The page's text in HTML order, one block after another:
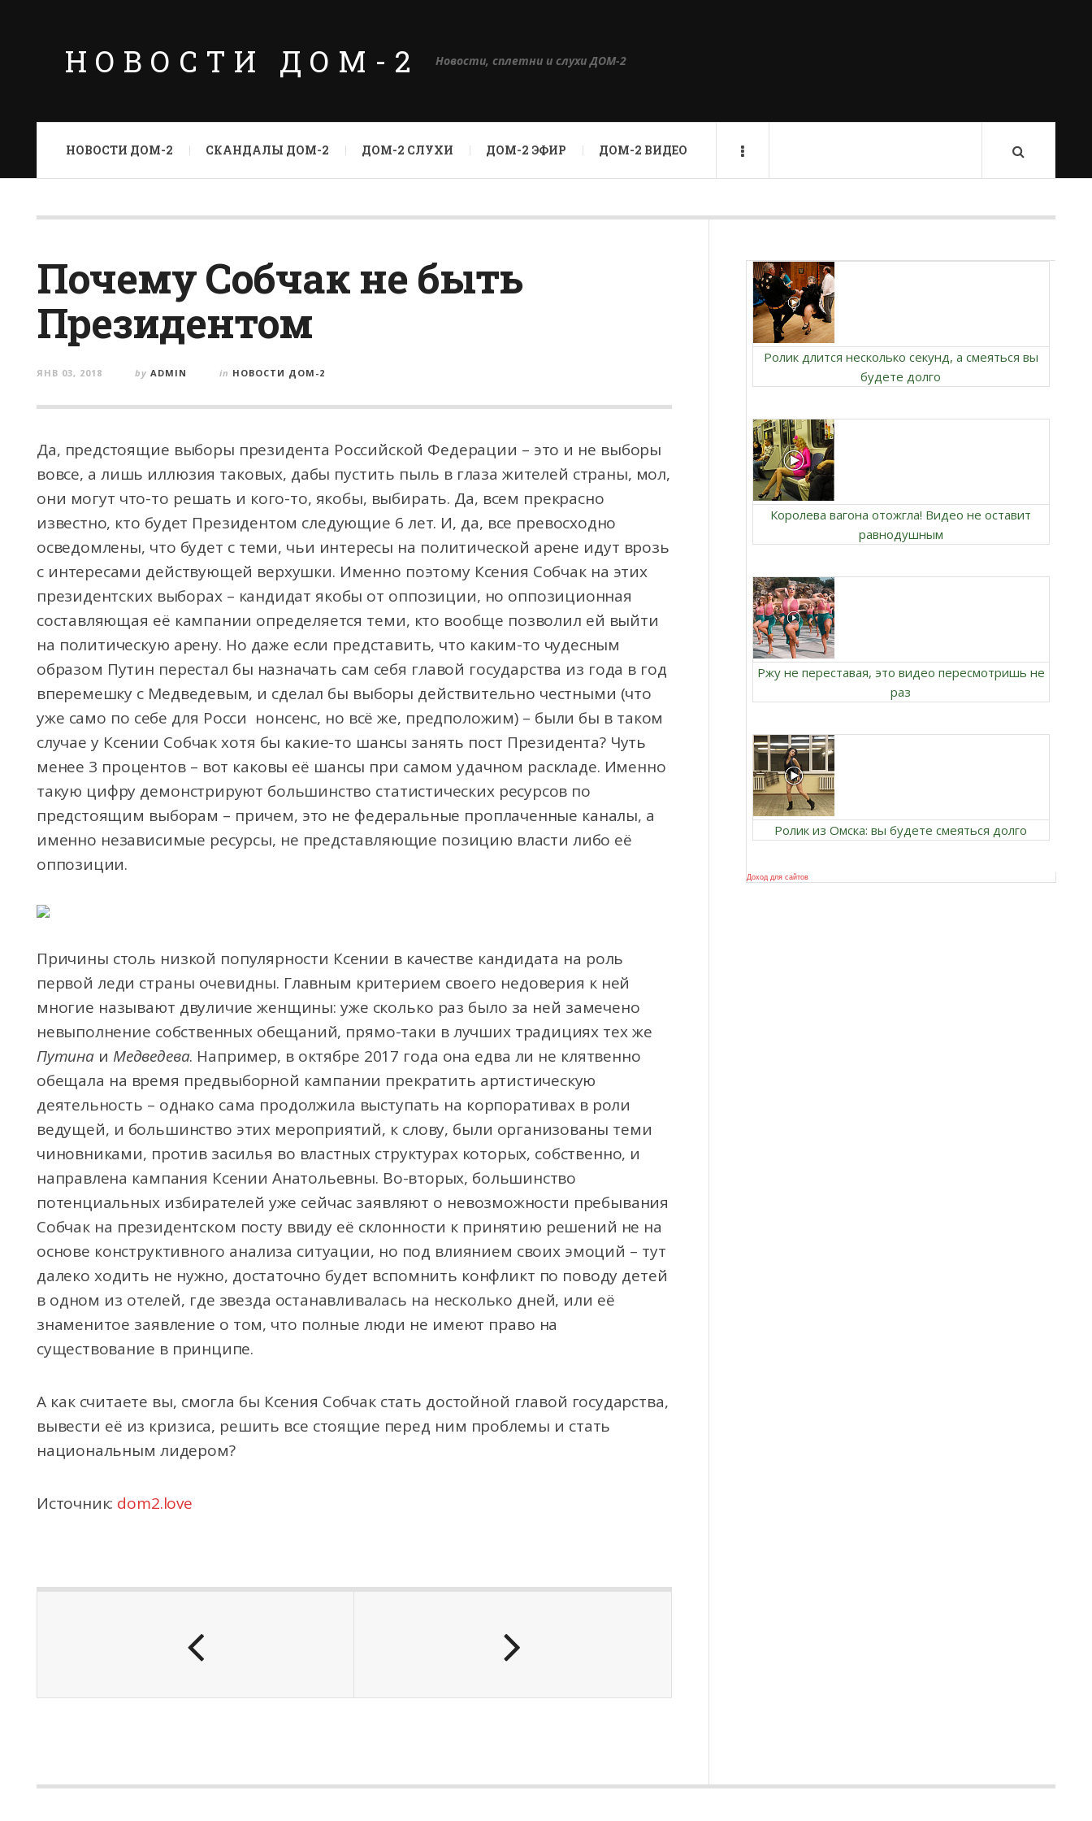
НОВОСТИ ДОМ-2 Новости, сплетни и слухи ДОМ-2
НОВОСТИ ДОМ-2 СКАНДАЛЫ ДОМ-2 ДОМ-2 СЛУХИ ДОМ-2 ЭФИР ДОМ-2 ВИДЕО
Почему Собчак не быть
Президентом
ЯНВ 03, 2018 by ADMIN in НОВОСТИ ДОМ-2
Да, предстоящие выборы президента Российской Федерации – это и не выборы
вовсе, а лишь иллюзия таковых, дабы пустить пыль в глаза жителей страны, мол,
они могут что-то решать и кого-то, якобы, выбирать. Да, всем прекрасно
известно, кто будет Президентом следующие 6 лет. И, да, все превосходно
осведомлены, что будет с теми, чьи интересы на политической арене идут врозь
с интересами действующей верхушки. Именно поэтому Ксения Собчак на этих
президентских выборах – кандидат якобы от оппозиции, но оппозиционная
составляющая её кампании определяется теми, кто вообще позволил ей выйти
на политическую арену. Но даже если представить, что каким-то чудесным
образом Путин перестал бы назначать сам себя главой государства из года в год
вперемешку с Медведевым, и сделал бы выборы действительно честными (что
уже само по себе для Росси нонсенс, но всё же, предположим) – были бы в таком
случае у Ксении Собчак хотя бы какие-то шансы занять пост Президента? Чуть
менее 3 процентов – вот каковы её шансы при самом удачном раскладе. Именно
такую цифру демонстрируют большинство статистических ресурсов по
предстоящим выборам – причем, это не федеральные проплаченные каналы, а
именно независимые ресурсы, не представляющие позицию власти либо её
оппозиции.
Причины столь низкой популярности Ксении в качестве кандидата на роль
первой леди страны очевидны. Главным критерием своего недоверия к ней
многие называют двуличие женщины: уже сколько раз было за ней замечено
невыполнение собственных обещаний, прямо-таки в лучших традициях тех же
Путина и Медведева. Например, в октябре 2017 года она едва ли не клятвенно
обещала на время предвыборной кампании прекратить артистическую
деятельность – однако сама продолжила выступать на корпоративах в роли
ведущей, и большинство этих мероприятий, к слову, были организованы теми
чиновниками, против засилья во властных структурах которых, собственно, и
направлена кампания Ксении Анатольевны. Во-вторых, большинство
потенциальных избирателей уже сейчас заявляют о невозможности пребывания
Собчак на президентском посту ввиду её склонности к принятию решений не на
основе конструктивного анализа ситуации, но под влиянием своих эмоций – тут
далеко ходить не нужно, достаточно будет вспомнить конфликт по поводу детей
в одном из отелей, где звезда останавливалась на несколько дней, или её
знаменитое заявление о том, что полные люди не имеют право на
существование в принципе.
А как считаете вы, смогла бы Ксения Собчак стать достойной главой государства,
вывести её из кризиса, решить все стоящие перед ним проблемы и стать
национальным лидером?
Источник: dom2.love
Ролик длится несколько секунд, а смеяться вы
будете долго
Королева вагона отожгла! Видео не оставит
равнодушным
Ржу не переставая, это видео пересмотришь не
раз
Ролик из Омска: вы будете смеяться долго
Доход для сайтов